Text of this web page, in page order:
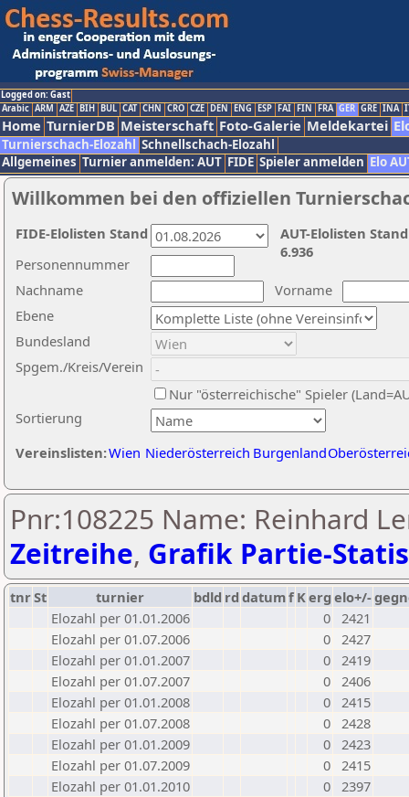
Logged on: Gast
Arabic ARM AZE BIH BUL CAT CHN CRO CZE DEN ENG ESP FAI FIN FRA GER GRE INA
Home TurnierDB Meisterschaft Foto-Galerie Meldekartei
Turnierschach-Elozahl Schnellschach-Elozahl
Allgemeines Turnier anmelden: AUT FIDE Spieler anmelden Elo
Willkommen bei den offiziellen
Nachname
Vorname
Ebene
Sortierung
Personennummer
Bundesland
Spgem./Kreis/Verein
Nur "österreichische" Spieler
Vereinslisten:Wien Niederösterreich Burgenland
AUT-Elolisten
6.936
FIDE-Elolisten Stand
Pnr:108225 Name: Reinhard
Zeitreihe, Grafik Partie-
tnrSt turnier bdld rd datumf Kerg elo+/-
Elozahl per 01.01.2006
0 2421
Elozahl per 01.07.2006
0 2427
Elozahl per 01.01.2007
0 2419
Elozahl per 01.07.2007
0 2406
Elozahl per 01.01.2008
0 2415
Elozahl per 01.07.2008
0 2428
Elozahl per 01.01.2009
0 2423
Elozahl per 01.07.2009
0 2415
Elozahl per 01.01.2010
0 2397